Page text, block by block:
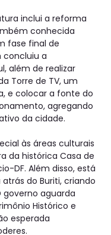
inclui a reforma
conhecida
fase final de
concluiu a
além de realizar
Torre de TV, um
e colocar a fonte do
agregando
da cidade.
às áreas culturais
da histórica Casa de
DF. Além disso, está
do Buriti, criando
aguarda
Histórico e
esperada